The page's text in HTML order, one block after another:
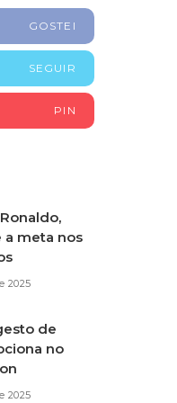
GOSTEI
SEGUIR
PIN
a meta nos
2025
de
no
2025